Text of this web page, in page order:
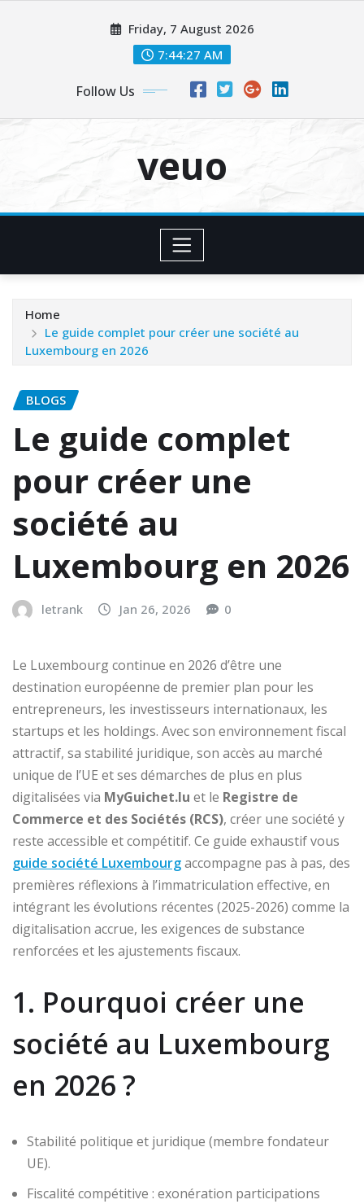
Friday, 7 August 2026
7:44:28 AM
Follow Us
veuo
Home
Le guide complet pour créer une société au
Luxembourg en 2026
BLOGS
Le guide complet
pour créer une
société au
Luxembourg en 2026
letrank Jan 26, 2026 0
Le Luxembourg continue en 2026 d’être une
destination européenne de premier plan pour les
entrepreneurs, les investisseurs internationaux, les
startups et les holdings. Avec son environnement fiscal
attractif, sa stabilité juridique, son accès au marché
unique de l’UE et ses démarches de plus en plus
digitalisées via MyGuichet.lu et le Registre de
Commerce et des Sociétés (RCS), créer une société y
reste accessible et compétitif. Ce guide exhaustif vous
guide société Luxembourgaccompagne pas à pas, des
premières réflexions à l’immatriculation effective, en
intégrant les évolutions récentes (2025-2026) comme la
digitalisation accrue, les exigences de substance
renforcées et les ajustements fiscaux.
1. Pourquoi créer une
société au Luxembourg
en 2026 ?
Stabilité politique et juridique (membre fondateur
UE).
Fiscalité compétitive : exonération participations